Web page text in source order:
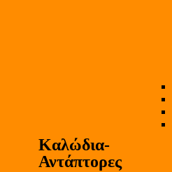
Καλώδια-
Αντάπτορες